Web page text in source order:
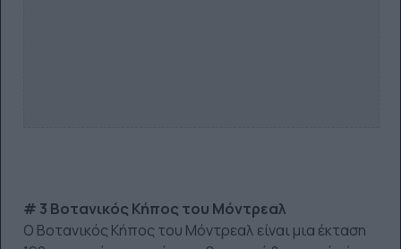
# 3 Βοτανικός Κήπος του Μόντρεαλ
Ο Βοτανικός Κήπος του Μόντρεαλ είναι μια έκταση